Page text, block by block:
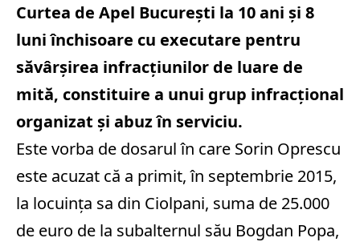
Curtea de Apel Bucureşti la 10 ani şi 8
luni închisoare cu executare pentru
săvârşirea infracţiunilor de luare de
mită, constituire a unui grup infracţional
organizat şi abuz în serviciu.
Este vorba de dosarul în care Sorin Oprescu
este acuzat că a primit, în septembrie 2015,
la locuinţa sa din Ciolpani, suma de 25.000
de euro de la subalternul său Bogdan Popa,